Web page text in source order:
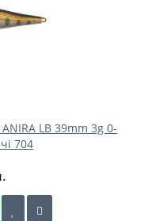
LB 39mm 3g 0-
704